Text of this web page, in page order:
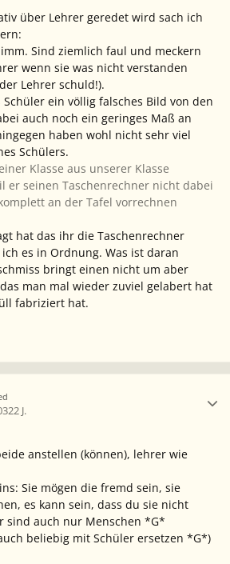
über Lehrer geredet wird sach ich
Sind ziemlich faul und meckern
wenn sie was nicht verstanden
Lehrer schuld!).
ein völlig falsches Bild von den
auch noch ein geringes Maß an
haben wohl nicht sehr viel
Schülers.
Klasse aus unserer Klasse
er seinen Taschenrechner nicht dabei
an der Tafel vorrechnen
hat das ihr die Taschenrechner
es in Ordnung. Was ist daran
bringt einen nicht um aber
man mal wieder zuviel gelabert hat
fabriziert hat.
22 J.
anstellen (können), lehrer wie
Sie mögen die fremd sein, sie
es kann sein, dass du sie nicht
sind auch nur Menschen *G*
beliebig mit Schüler ersetzen *G*)